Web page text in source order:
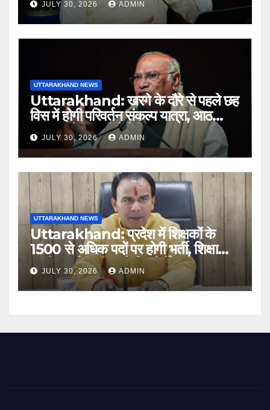
अधिकारियों को नोटिस…
JULY 30, 2026 ADMIN
UTTARAKHAND NEWS
Uttarakhand: खरगे के दौरे से पहले छह
विस में होगी परिवर्तन संकल्प यात्रा, आठ
अगस्त को हल्द्वानी में रैली
JULY 30, 2026 ADMIN
UTTARAKHAND NEWS
Uttarakhand: प्रदेश में शिक्षकों के
1500 से अधिक पदों पर होगी भर्ती, शिक्षा
मंत्री धन सिंह रावत ने दिए निर्देश
JULY 30, 2026 ADMIN